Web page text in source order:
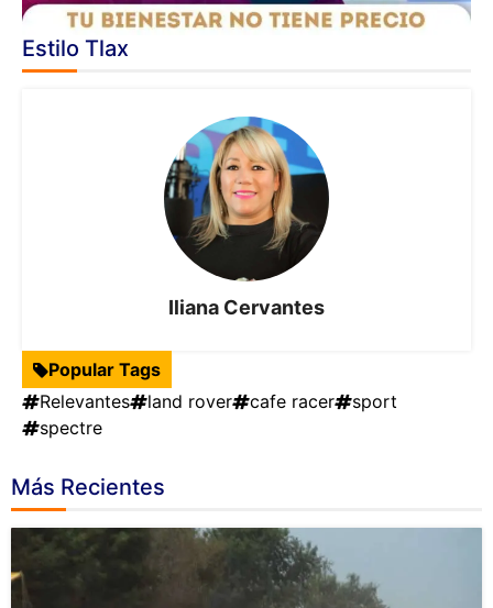
Estilo Tlax
Iliana Cervantes
Popular Tags
Relevantes
land rover cafe racer
sport
spectre
Más Recientes